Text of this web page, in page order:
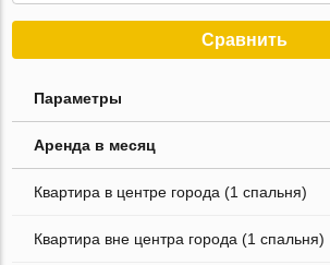
Сравнить
Параметры
Аренда в месяц
Квартира в центре города (1 спальня)
Квартира вне центра города (1 спальня)